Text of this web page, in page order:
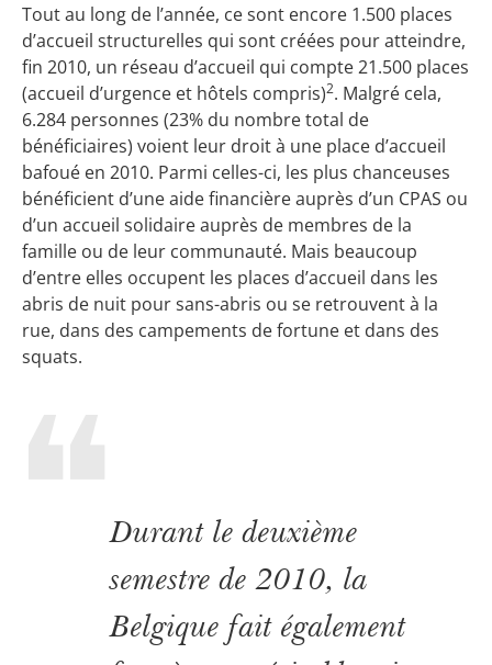
Tout au long de l’année, ce sont encore 1.500 places
d’accueil structurelles qui sont créées pour atteindre,
fin 2010, un réseau d’accueil qui compte 21.500 places
(accueil d’urgence et hôtels compris)2. Malgré cela,
6.284 personnes (23% du nombre total de
bénéficiaires) voient leur droit à une place d’accueil
bafoué en 2010. Parmi celles-ci, les plus chanceuses
bénéficient d’une aide financière auprès d’un CPAS ou
d’un accueil solidaire auprès de membres de la
famille ou de leur communauté. Mais beaucoup
d’entre elles occupent les places d’accueil dans les
abris de nuit pour sans-abris ou se retrouvent à la
rue, dans des campements de fortune et dans des
squats.
Durant le deuxième
semestre de 2010, la
Belgique fait également